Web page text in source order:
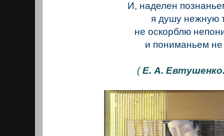
И, наделен
я душу нежную
не оскорблю
и пониманьем
(Е. А.